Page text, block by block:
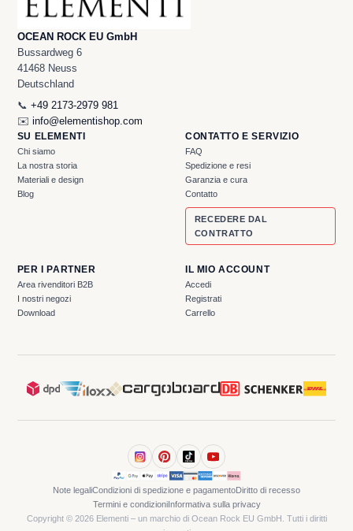
OCEAN ROCK EU GmbH
Bussardweg 6
41468 Neuss
Deutschland
📞 +49 2173-2979 981
✉️ info@elementishop.com
SU ELEMENTI
Chi siamo
La nostra storia
Materiali e design
Blog
CONTATTO E SERVIZIO
FAQ
Spedizione e resi
Garanzia e cura
Contatto
RECEDERE DAL
CONTRATTO
PER I PARTNER
Area rivenditori B2B
I nostri negozi
Download
IL MIO ACCOUNT
Accedi
Registrati
Carrello
Note legaliCondizioni di spedizione e pagamentoDiritto di recesso
Termini e condizioniInformativa sulla privacy
Copyright © 2026 Elementi – un marchio di Ocean Rock EU GmbH. Tutti i diritti